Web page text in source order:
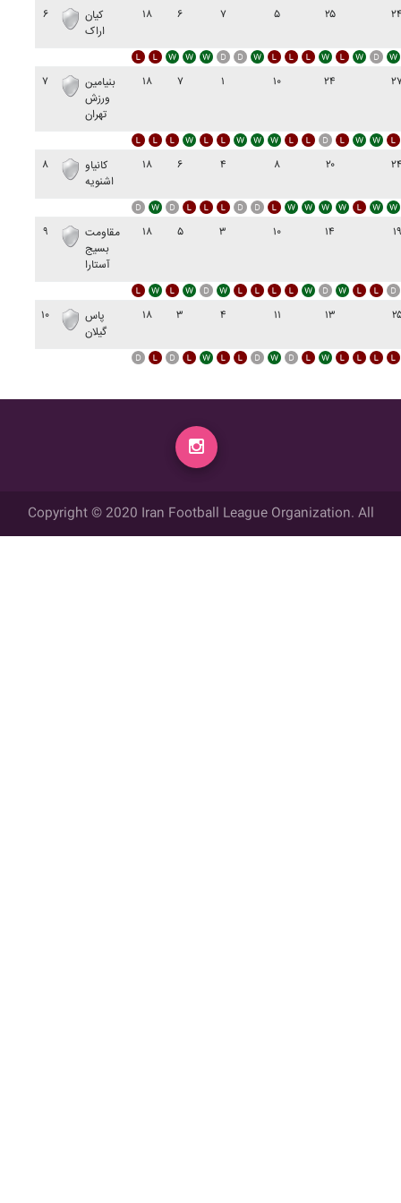
۶
کيان
اراک
۱۸ ۶ ۷ ۵ ۲۵
۷
بنيامين
ورزش
تهران
۱۸ ۷ ۱ ۱۰ ۲۴
۸
کانياو
اشنويه
۱۸ ۶ ۴ ۸ ۲۰
۹
مقاومت
بسيج
آستارا
۱۸ ۵ ۳ ۱۰ ۱۴ ۱۹
۱۰
پاس
گيلان
۱۸ ۳ ۴ ۱۱ ۱۳
Copyright © 2020 Iran Football League Organization. All